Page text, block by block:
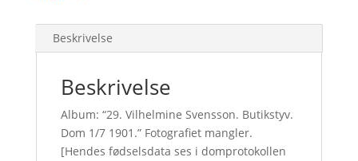
Beskrivelse
Beskrivelse
Album: “29. Vilhelmine Svensson. Butikstyv.
Dom 1/7 1901.” Fotografiet mangler.
[Hendes fødselsdata ses i domprotokollen